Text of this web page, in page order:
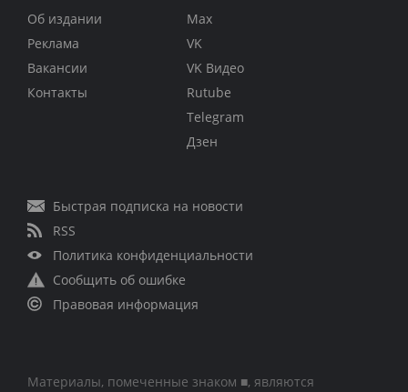
Об издании
Реклама
Вакансии
Контакты
Max
VK
VK Видео
Rutube
Telegram
Дзен
Быстрая подписка на новости
RSS
Политика конфиденциальности
Сообщить об ошибке
Правовая информация
Материалы, помеченные знаком ■, являются